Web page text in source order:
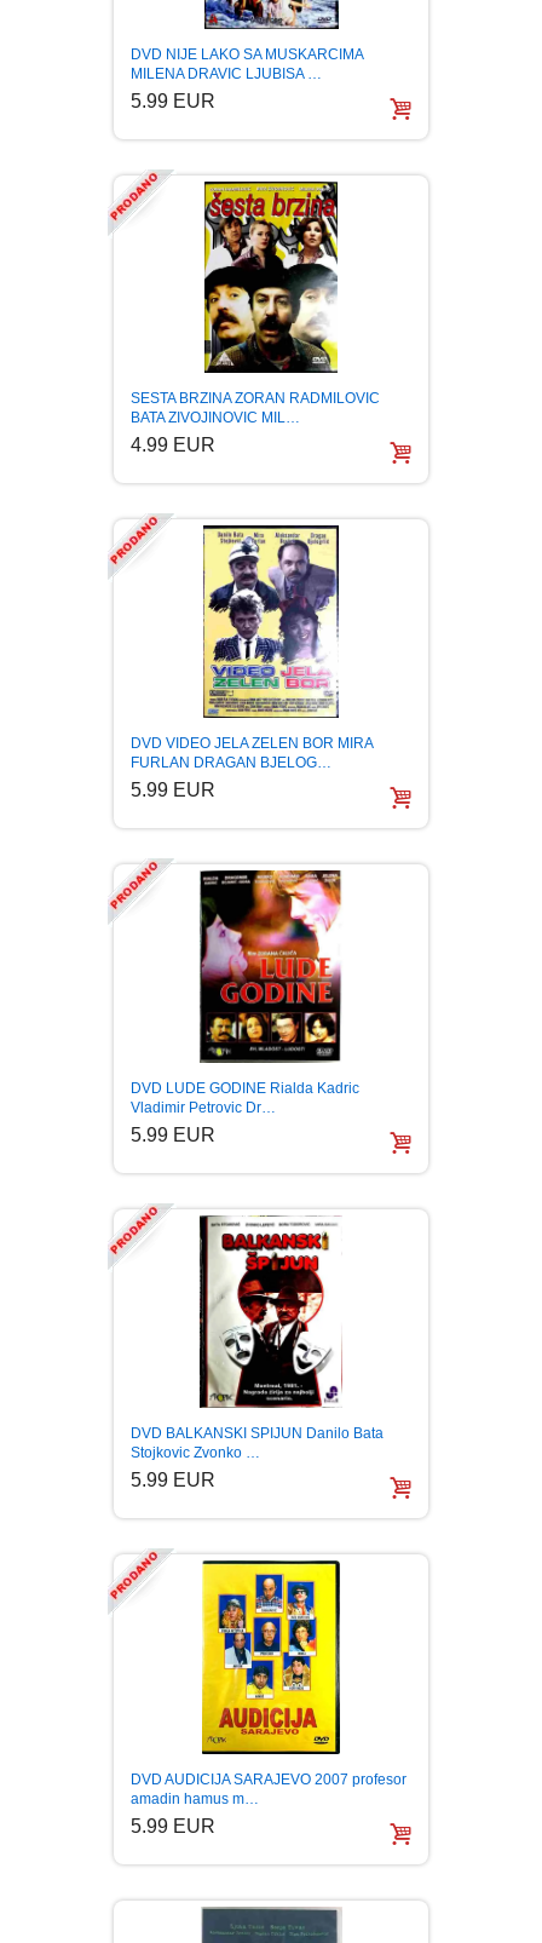
DVD NIJE LAKO SA MUSKARCIMA
MILENA DRAVIC LJUBISA …
5.99 EUR
SESTA BRZINA ZORAN RADMILOVIC
BATA ZIVOJINOVIC MIL…
4.99 EUR
DVD VIDEO JELA ZELEN BOR MIRA
FURLAN DRAGAN BJELOG…
5.99 EUR
DVD LUDE GODINE Rialda Kadric
Vladimir Petrovic Dr…
5.99 EUR
DVD BALKANSKI SPIJUN Danilo Bata
Stojkovic Zvonko …
5.99 EUR
DVD AUDICIJA SARAJEVO 2007 profesor
amadin hamus m…
5.99 EUR